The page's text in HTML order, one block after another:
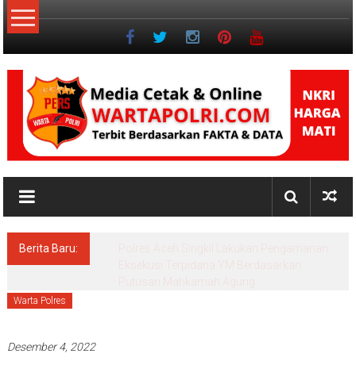
Lompat
ke
NKRI
Jurnalisme
Berita Baru:
Warta Polres
Desember 4, 2022